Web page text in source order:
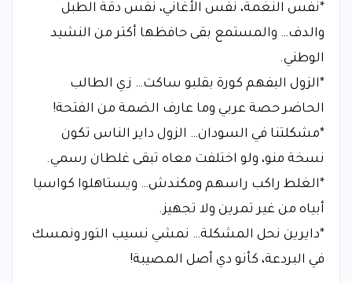
*نفس النغمة، نفس الأغاني، نفس دقة الطبل
والدف… والمستمع بقى حافظها أكتر من النشيد
الوطني.
*الزول البفهم كورة بقلبو ساكت… زي الطالب
الحاضر حصة عربي وما عارف الضمة من الفتحة!
*مشكلتنا في السودان… الزول داير الناس تكون
نسخة منو، ولو اختلفت معاه تبقى غلطان رسمي.
*الغلط راكب راسهم ومكندش… ويستاهلوا كواسيا
أبياه من غير تمرين ولا تجهيز.
*دايرين نحل المشكلة… نمشي نسيب التور ونمسك
في البردعة، كأنو دي أصل المصيبة!